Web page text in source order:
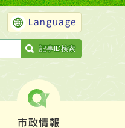
Language
記事ID検索
市政情報